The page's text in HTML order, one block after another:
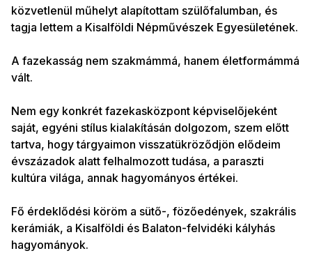
közvetlenül műhelyt alapítottam szülőfalumban, és
tagja lettem a Kisalföldi Népművészek Egyesületének.
A fazekasság nem szakmámmá, hanem életformámmá
vált.
Nem egy konkrét fazekasközpont képviselőjeként
saját, egyéni stílus kialakításán dolgozom, szem előtt
tartva, hogy tárgyaimon visszatükröződjön elődeim
évszázadok alatt felhalmozott tudása, a paraszti
kultúra világa, annak hagyományos értékei.
Fő érdeklődési köröm a sütő-, fözőedények, szakrális
kerámiák, a Kisalföldi és Balaton-felvidéki kályhás
hagyományok.